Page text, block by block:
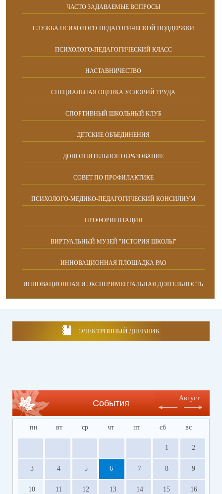
ЧАСТО ЗАДАВАЕМЫЕ ВОПРОСЫ
СЛУЖБА ПСИХОЛОГО-ПЕДАГОГИЧЕСКОЙ ПОДДЕРЖКИ
ПСИХОЛОГО-ПЕДАГОГИЧЕСКИЙ КЛАСС
НАСТАВНИЧЕСТВО
СПЕЦИАЛЬНАЯ ОЦЕНКА УСЛОВИЙ ТРУДА
СПОРТИВНЫЙ ШКОЛЬНЫЙ КЛУБ
ДЕТСКИЕ ОБЪЕДИНЕНИЯ
ДОПОЛНИТЕЛЬНОЕ ОБРАЗОВАНИЕ
СОВЕТ ПО ПРОФИЛАКТИКЕ
ПСИХОЛОГО-МЕДИКО-ПЕДАГОГИЧЕСКИЙ КОНСИЛИУМ
ПРОФОРИЕНТАЦИЯ
ВИРТУАЛЬНЫЙ МУЗЕЙ "ИСТОРИЯ ШКОЛЫ"
ИННОВАЦИОННАЯ ПЛОЩАДКА РАО
ИННОВАЦИОННАЯ И ЭКСПЕРИМЕНТАЛЬНАЯ ДЕЯТЕЛЬНОСТЬ
ЭЛЕКТРОННЫЙ ДНЕВНИК
События
Август
пн вт ср чт пт сб вс
1 2
3 4 5 6 7 8 9
10 11 12 13 14 15 16